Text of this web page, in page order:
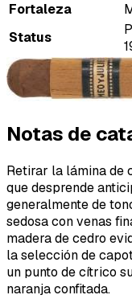
Fortaleza
Status
Notas de
Retirar la lámina de
que desprende
generalmente de
sedosa con venas
madera de cedro
la selección de
un punto de cítrico
naranja confitada.